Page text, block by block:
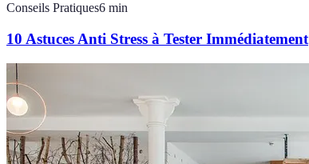
Conseils Pratiques6 min
10 Astuces Anti Stress à Tester Immédiatement